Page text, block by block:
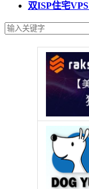
双ISP住宅VPS